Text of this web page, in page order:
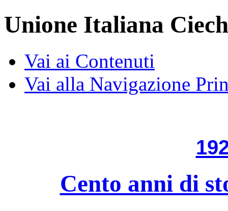
Unione Italiana
Vai ai Contenuti
Vai alla Navigazione
Cento anni di